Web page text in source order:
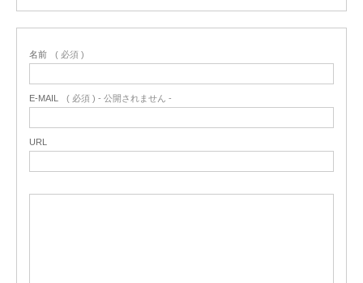
名前 ( 必須 )
E-MAIL ( 必須 ) - 公開されません -
URL